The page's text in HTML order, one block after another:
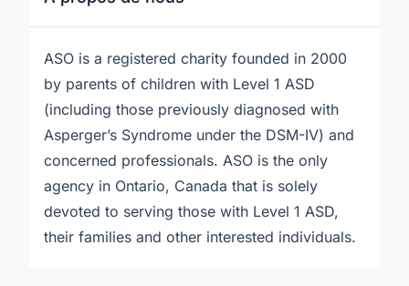
ASO is a registered charity founded in 2000
by parents of children with Level 1 ASD
(including those previously diagnosed with
Asperger’s Syndrome under the DSM-IV) and
concerned professionals. ASO is the only
agency in Ontario, Canada that is solely
devoted to serving those with Level 1 ASD,
their families and other interested individuals.